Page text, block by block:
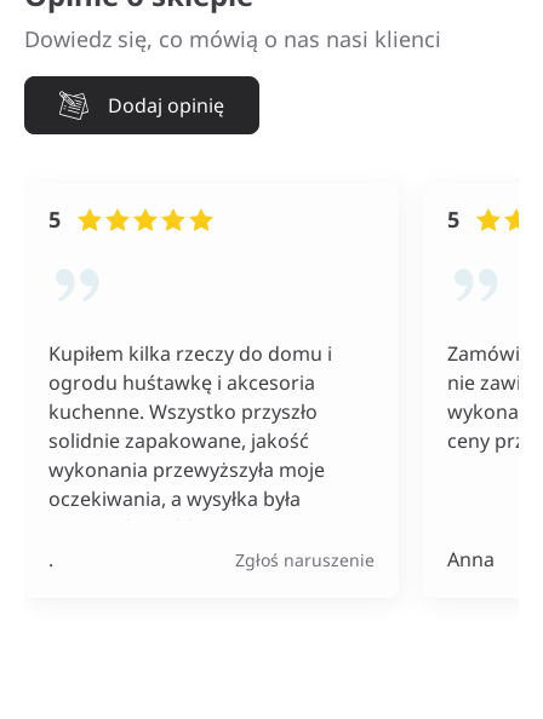
Dowiedz się, co mówią o nas nasi klienci
Dodaj opinię
5
Kupiłem kilka rzeczy do domu i
ogrodu huśtawkę i akcesoria
kuchenne. Wszystko przyszło
solidnie zapakowane, jakość
wykonania przewyższyła moje
oczekiwania, a wysyłka była
naprawdę szybka. Do tego ceny
bardzo konkurencyjne, szczególnie
. Zgłoś naruszenie
5
nie
ceny
Anna